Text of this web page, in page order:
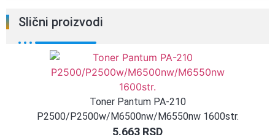
Slični proizvodi
Toner Pantum PA-210
P2500/P2500w/M6500nw/M6550nw 1600str.
5.663 RSD